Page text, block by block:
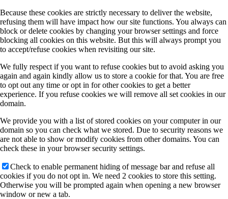
Because these cookies are strictly necessary to deliver the website,
refusing them will have impact how our site functions. You always can
block or delete cookies by changing your browser settings and force
blocking all cookies on this website. But this will always prompt you
to accept/refuse cookies when revisiting our site.
We fully respect if you want to refuse cookies but to avoid asking you
again and again kindly allow us to store a cookie for that. You are free
to opt out any time or opt in for other cookies to get a better
experience. If you refuse cookies we will remove all set cookies in our
domain.
We provide you with a list of stored cookies on your computer in our
domain so you can check what we stored. Due to security reasons we
are not able to show or modify cookies from other domains. You can
check these in your browser security settings.
Check to enable permanent hiding of message bar and refuse all
cookies if you do not opt in. We need 2 cookies to store this setting.
Otherwise you will be prompted again when opening a new browser
window or new a tab.